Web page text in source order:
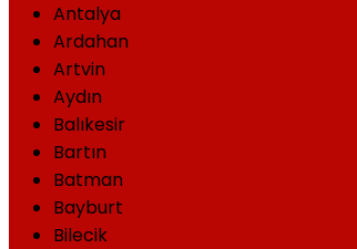
Antalya
Ardahan
Artvin
Aydın
Balıkesir
Bartın
Batman
Bayburt
Bilecik